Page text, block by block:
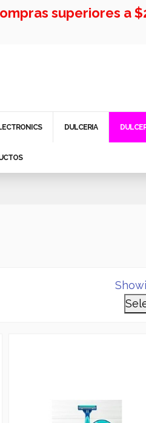
superiores a
DULCERIA